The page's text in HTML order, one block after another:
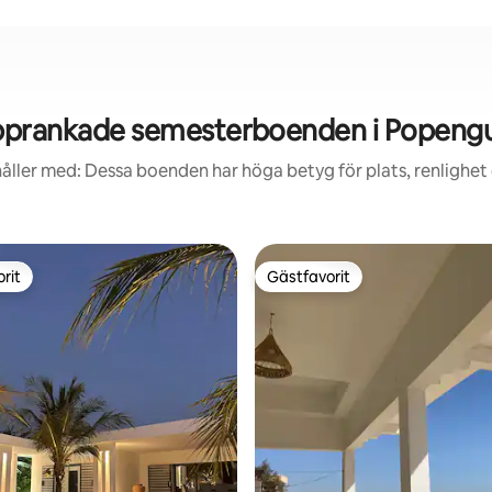
semesterboenden i
med: Dessa boenden har höga betyg för plats, renlighet
Gästfavorit
Gästfavorit